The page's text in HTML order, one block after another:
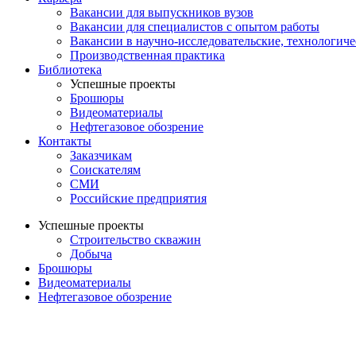
Вакансии для выпускников вузов
Вакансии для специалистов с опытом работы
Вакансии в научно-исследовательские,
Производственная практика
Библиотека
Успешные проекты
Брошюры
Видеоматериалы
Нефтегазовое обозрение
Контакты
Заказчикам
Соискателям
СМИ
Российские предприятия
Успешные проекты
Строительство скважин
Добыча
Брошюры
Видеоматериалы
Нефтегазовое обозрение